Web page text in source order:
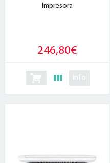
Impresora
246,80€
info